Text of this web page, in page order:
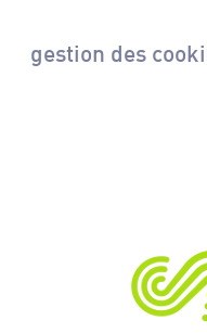
gestion des